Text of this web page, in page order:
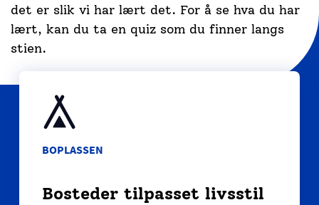
det er slik vi har lært det. For å se hva du har
lært, kan du ta en quiz som du finner langs
stien.
BOPLASSEN
Bosteder tilpasset livsstil